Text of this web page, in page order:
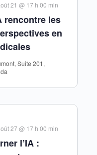
rencontre les
en
21 @ 17 h 00 min
Suite 201,
l’IA :
27 @ 17 h 00 min